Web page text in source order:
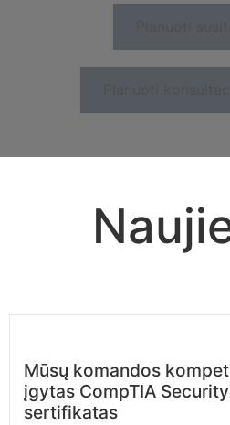
Mūsų komandos
įgytas CompTIA
sertifikatas